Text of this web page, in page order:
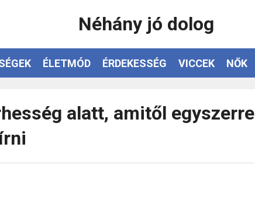
Néhány jó dolog
ÉLETMÓD ÉRDEKESSÉG VICCEK NŐK
alatt, amitől egyszerre